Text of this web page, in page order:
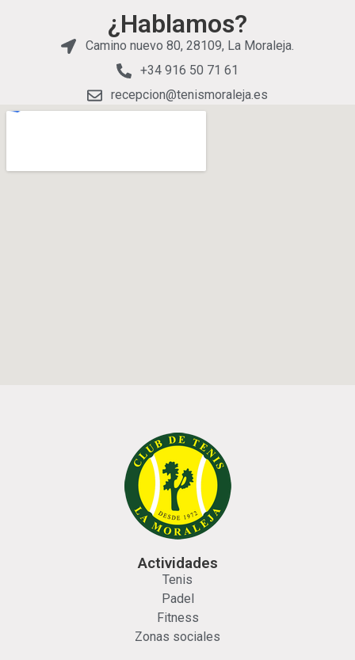
¿Hablamos?
Camino nuevo 80, 28109, La Moraleja.
+34 916 50 71 61
recepcion@tenismoraleja.es
Actividades
Tenis
Padel
Fitness
Zonas sociales